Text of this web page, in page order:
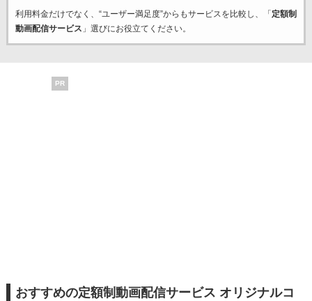
利用料金だけでなく、“ユーザー満足度”からもサービスを比較し、「 定額制
動画配信サービス 」選びにお役立てください。
PR
おすすめの定額制動画配信サービス オリジナルコ